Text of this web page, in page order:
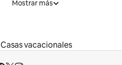
Mostrar más
Casas vacacionales